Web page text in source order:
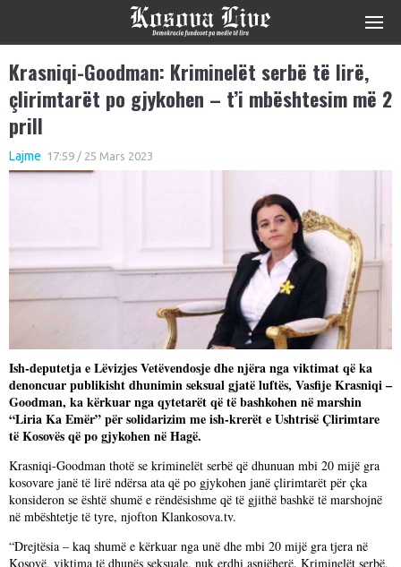
Krasniqi-Goodman: Kriminelët serbë të lirë,
çlirimtarët po gjykohen – t’i mbështesim më 2
prill
Lajme 17:59 / 25 Mars 2023
Ish-deputetja e Lëvizjes Vetëvendosje dhe njëra nga viktimat që ka
denoncuar publikisht dhunimin seksual gjatë luftës, Vasfije Krasniqi –
Goodman, ka kërkuar nga qytetarët që të bashkohen në marshin
“Liria Ka Emër” për solidarizim me ish-krerët e Ushtrisë Çlirimtare
të Kosovës që po gjykohen në Hagë.
Krasniqi-Goodman thotë se kriminelët serbë që dhunuan mbi 20 mijë gra
kosovare janë të lirë ndërsa ata që po gjykohen janë çlirimtarët për çka
konsideron se është shumë e rëndësishme që të gjithë bashkë të marshojnë
në mbështetje të tyre, njofton Klankosova.tv.
“Drejtësia – kaq shumë e kërkuar nga unë dhe mbi 20 mijë gra tjera në
Kosovë, viktima të dhunës seksuale, nuk erdhi asnjëherë. Kriminelët serbë,